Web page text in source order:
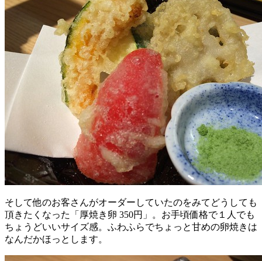
そして他のお客さんがオーダーしていたのをみてどうしても
頂きたくなった「厚焼き卵 350円」。お手頃価格で１人でも
ちょうどいいサイズ感。ふわふらでちょっと甘めの卵焼きは
なんだかほっとします。